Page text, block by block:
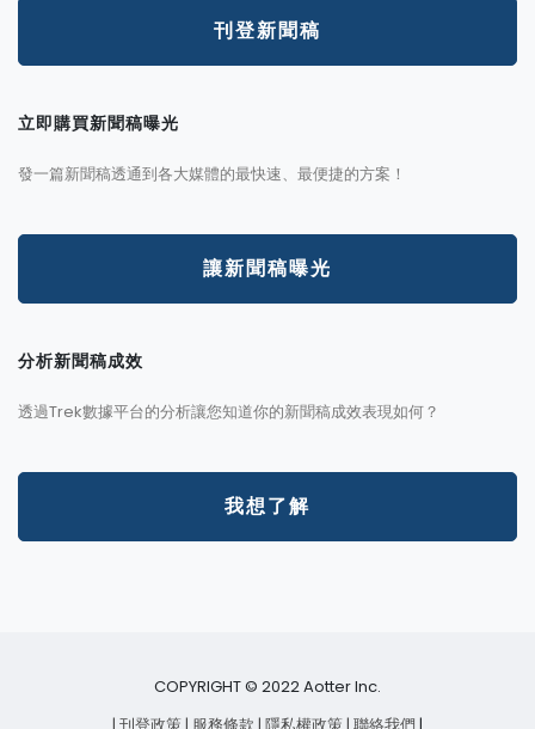
刊登新聞稿
立即購買新聞稿曝光
發一篇新聞稿透通到各大媒體的最快速、最便捷的方案！
讓新聞稿曝光
分析新聞稿成效
透過Trek數據平台的分析讓您知道你的新聞稿成效表現如何？
我想了解
COPYRIGHT © 2022 Aotter Inc.